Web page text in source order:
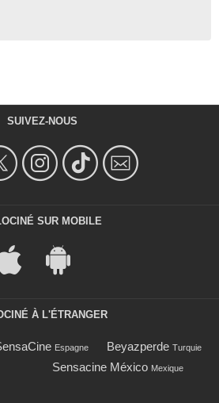
SUIVEZ-NOUS
SUR MOBILE
À L'ÉTRANGER
Espagne Beyazperde Turquie
Sensacine México Mexique